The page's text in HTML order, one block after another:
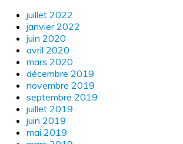
juillet 2022
janvier 2022
juin 2020
avril 2020
mars 2020
décembre 2019
novembre 2019
septembre 2019
juillet 2019
juin 2019
mai 2019